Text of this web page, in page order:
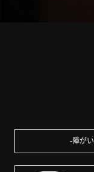
障が